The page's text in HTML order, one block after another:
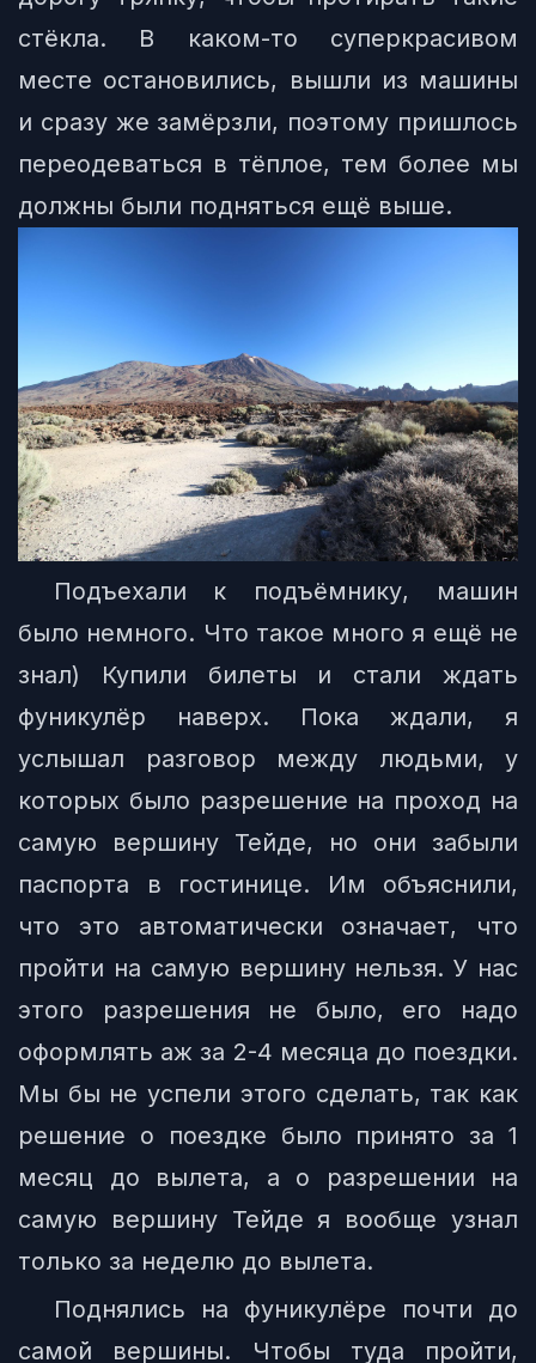
стёкла. В каком-то суперкрасивом
месте остановились, вышли из машины
и сразу же замёрзли, поэтому пришлось
переодеваться в тёплое, тем более мы
должны были подняться ещё выше.
Подъехали к подъёмнику, машин
было немного. Что такое много я ещё не
знал) Купили билеты и стали ждать
фуникулёр наверх. Пока ждали, я
услышал разговор между людьми, у
которых было разрешение на проход на
самую вершину Тейде, но они забыли
паспорта в гостинице. Им объяснили,
что это автоматически означает, что
пройти на самую вершину нельзя. У нас
этого разрешения не было, его надо
оформлять аж за 2-4 месяца до поездки.
Мы бы не успели этого сделать, так как
решение о поездке было принято за 1
месяц до вылета, а о разрешении на
самую вершину Тейде я вообще узнал
только за неделю до вылета.
Поднялись на фуникулёре почти до
самой вершины. Чтобы туда пройти,